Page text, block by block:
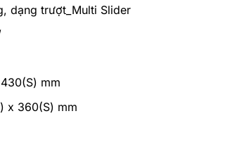
dạng trượt_Multi Slider
mm
x 360(S) mm